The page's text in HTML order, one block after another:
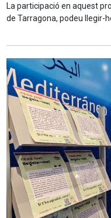
La participació en aquest
de Tarragona, podeu llegir-